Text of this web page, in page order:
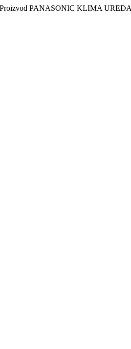
PANASONIC KLIMA